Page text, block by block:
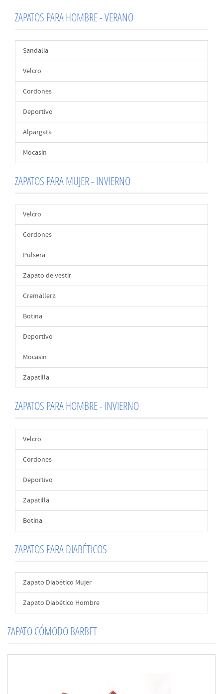
ZAPATOS PARA HOMBRE - VERANO
Sandalia
Velcro
Cordones
Deportivo
Alpargata
Mocasin
ZAPATOS PARA MUJER - INVIERNO
Velcro
Cordones
Pulsera
Zapato de vestir
Cremallera
Botina
Deportivo
Mocasin
Zapatilla
ZAPATOS PARA HOMBRE - INVIERNO
Velcro
Cordones
Deportivo
Zapatilla
Botina
ZAPATOS PARA DIABÉTICOS
Zapato Diabético Mujer
Zapato Diabético Hombre
ZAPATO CÓMODO BARBET